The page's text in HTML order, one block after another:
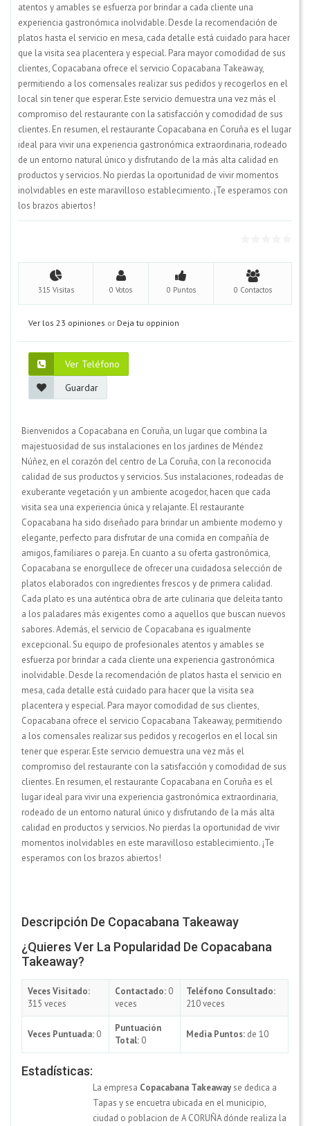
atentos y amables se esfuerza por brindar a cada cliente una
experiencia gastronómica inolvidable. Desde la recomendación de
platos hasta el servicio en mesa, cada detalle está cuidado para hacer
que la visita sea placentera y especial. Para mayor comodidad de sus
clientes, Copacabana ofrece el servicio Copacabana Takeaway,
permitiendo a los comensales realizar sus pedidos y recogerlos en el
local sin tener que esperar. Este servicio demuestra una vez más el
compromiso del restaurante con la satisfacción y comodidad de sus
clientes. En resumen, el restaurante Copacabana en Coruña es el lugar
ideal para vivir una experiencia gastronómica extraordinaria, rodeado
de un entorno natural único y disfrutando de la más alta calidad en
productos y servicios. No pierdas la oportunidad de vivir momentos
inolvidables en este maravilloso establecimiento. ¡Te esperamos con
los brazos abiertos!
315 Visitas 0 Votos 0 Puntos 0 Contactos
Ver los 23 opiniones or Deja tu oppinion
Ver Teléfono
Guardar
Bienvenidos a Copacabana en Coruña, un lugar que combina la
majestuosidad de sus instalaciones en los jardines de Méndez
Núñez, en el corazón del centro de La Coruña, con la reconocida
calidad de sus productos y servicios. Sus instalaciones, rodeadas de
exuberante vegetación y un ambiente acogedor, hacen que cada
visita sea una experiencia única y relajante. El restaurante
Copacabana ha sido diseñado para brindar un ambiente moderno y
elegante, perfecto para disfrutar de una comida en compañía de
amigos, familiares o pareja. En cuanto a su oferta gastronómica,
Copacabana se enorgullece de ofrecer una cuidadosa selección de
platos elaborados con ingredientes frescos y de primera calidad.
Cada plato es una auténtica obra de arte culinaria que deleita tanto
a los paladares más exigentes como a aquellos que buscan nuevos
sabores. Además, el servicio de Copacabana es igualmente
excepcional. Su equipo de profesionales atentos y amables se
esfuerza por brindar a cada cliente una experiencia gastronómica
inolvidable. Desde la recomendación de platos hasta el servicio en
mesa, cada detalle está cuidado para hacer que la visita sea
placentera y especial. Para mayor comodidad de sus clientes,
Copacabana ofrece el servicio Copacabana Takeaway, permitiendo
a los comensales realizar sus pedidos y recogerlos en el local sin
tener que esperar. Este servicio demuestra una vez más el
compromiso del restaurante con la satisfacción y comodidad de sus
clientes. En resumen, el restaurante Copacabana en Coruña es el
lugar ideal para vivir una experiencia gastronómica extraordinaria,
rodeado de un entorno natural único y disfrutando de la más alta
calidad en productos y servicios. No pierdas la oportunidad de vivir
momentos inolvidables en este maravilloso establecimiento. ¡Te
esperamos con los brazos abiertos!
Descripción De Copacabana Takeaway
¿Quieres Ver La Popularidad De Copacabana
Takeaway?
Veces Visitado:
315 veces
Contactado: 0
veces
Teléfono Consultado:
210 veces
Veces Puntuada: 0
Puntuación
Total: 0
Media Puntos: de 10
Estadísticas:
La empresa Copacabana Takeawayse dedica a
Tapas y se encuetra ubicada en el municipio,
ciudad o poblacion de A CORUÑA dónde realiza la